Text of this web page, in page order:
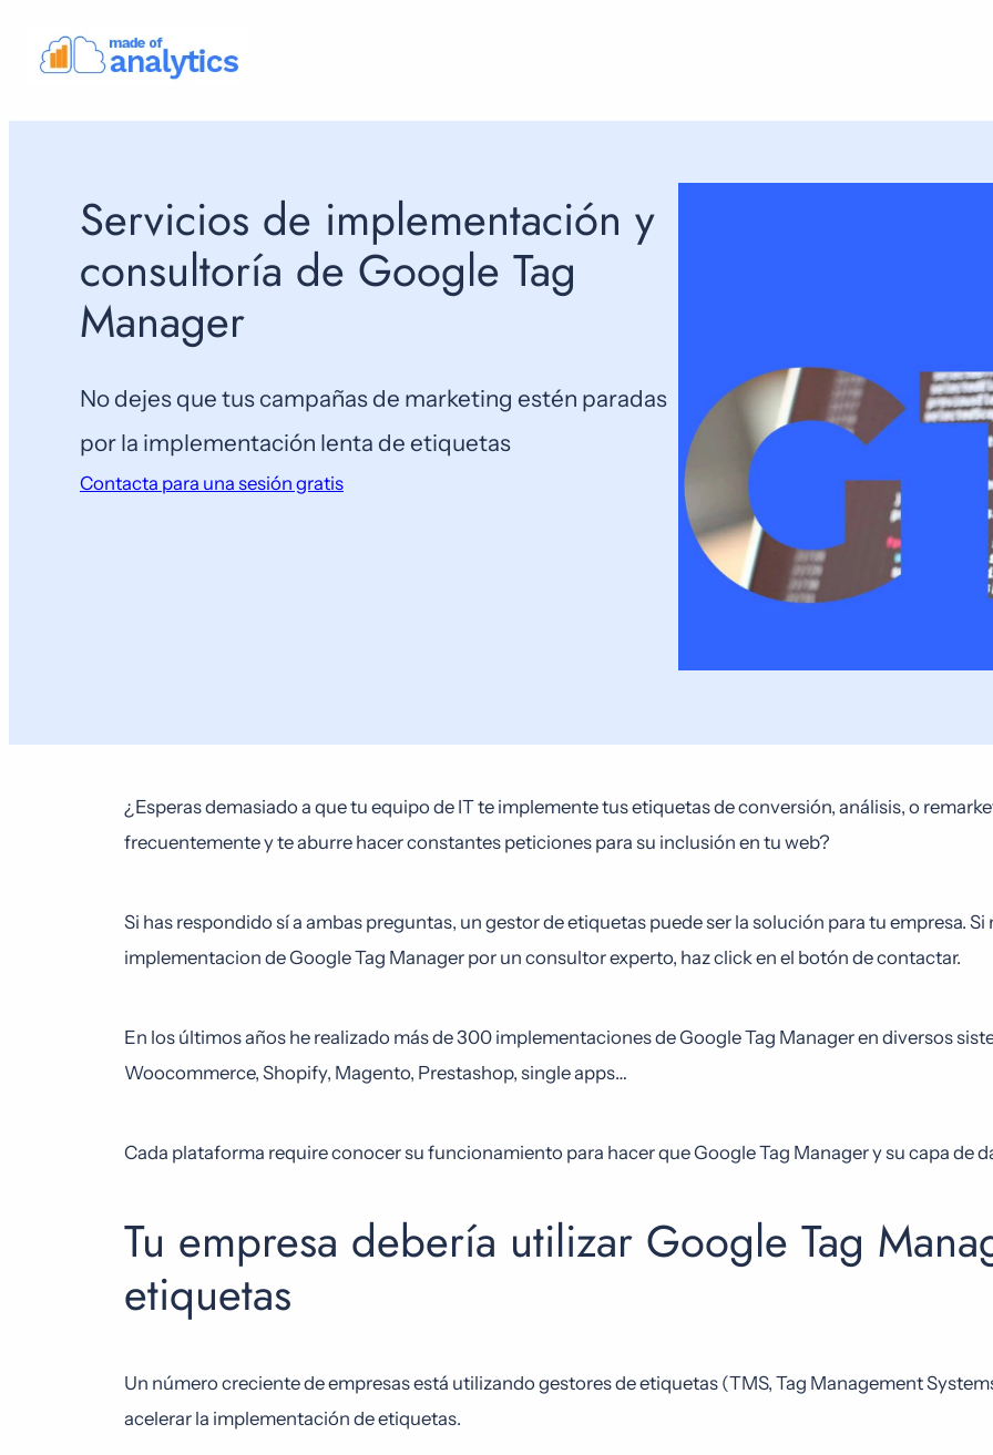
Servicios de implementación y
consultoría de Google Tag
Manager
No dejes que tus campañas de marketing estén paradas
por la implementación lenta de etiquetas
Contacta para una sesión gratis
¿Esperas demasiado a que tu equipo de IT te implemente tus etiquetas de conversión, análisis, o
frecuentemente y te aburre hacer constantes peticiones para su inclusión en tu web?
Si has respondido sí a ambas preguntas, un gestor de etiquetas puede ser la solución para tu empresa.
implementacion de Google Tag Manager por un consultor experto, haz click en el botón de contactar.
En los últimos años he realizado más de 300 implementaciones de Google Tag Manager en diversos
Woocommerce, Shopify, Magento, Prestashop, single apps…
Cada plataforma require conocer su funcionamiento para hacer que Google Tag Manager y su capa de
Tu empresa debería utilizar Google Tag
etiquetas
Un número creciente de empresas está utilizando gestores de etiquetas (TMS, Tag Management
acelerar la implementación de etiquetas.